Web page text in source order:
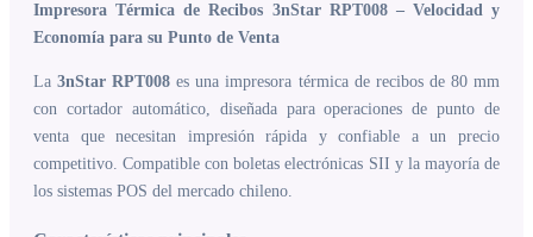
Impresora Térmica de Recibos 3nStar RPT008 – Velocidad y
Economía para su Punto de Venta
La3nStar RPT008 es una impresora térmica de recibos de 80 mm
con cortador automático, diseñada para operaciones de punto de
venta que necesitan impresión rápida y confiable a un precio
competitivo. Compatible con boletas electrónicas SII y la mayoría de
los sistemas POS del mercado chileno.